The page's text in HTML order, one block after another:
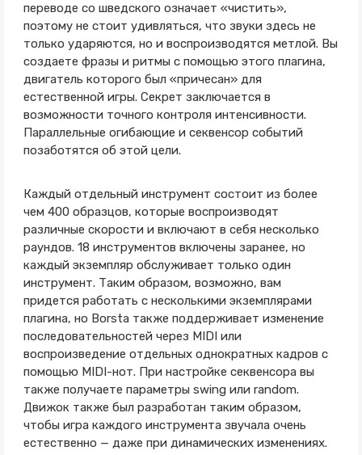
переводе со шведского означает «чистить»,
поэтому не стоит удивляться, что звуки здесь не
только ударяются, но и воспроизводятся метлой. Вы
создаете фразы и ритмы с помощью этого плагина,
двигатель которого был «причесан» для
естественной игры. Секрет заключается в
возможности точного контроля интенсивности.
Параллельные огибающие и секвенсор событий
позаботятся об этой цели.
Каждый отдельный инструмент состоит из более
чем 400 образцов, которые воспроизводят
различные скорости и включают в себя несколько
раундов. 18 инструментов включены заранее, но
каждый экземпляр обслуживает только один
инструмент. Таким образом, возможно, вам
придется работать с несколькими экземплярами
плагина, но Borsta также поддерживает изменение
последовательностей через MIDI или
воспроизведение отдельных однократных кадров с
помощью MIDI-нот. При настройке секвенсора вы
также получаете параметры swing или random.
Движок также был разработан таким образом,
чтобы игра каждого инструмента звучала очень
естественно — даже при динамических изменениях.